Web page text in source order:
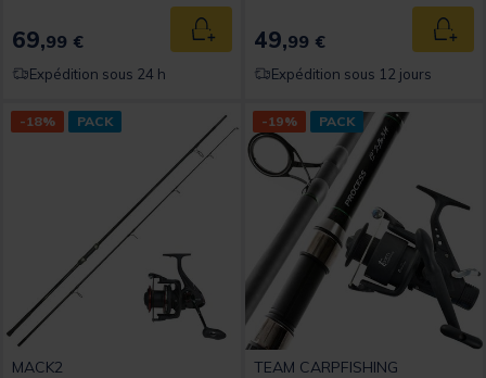
69,99 € Ajouter au panier
Expédition sous 24 h
49,99 €
Expédition sous 12 jours
-18% PACK
MACK2
-19% PACK
TEAM CARPFISHING